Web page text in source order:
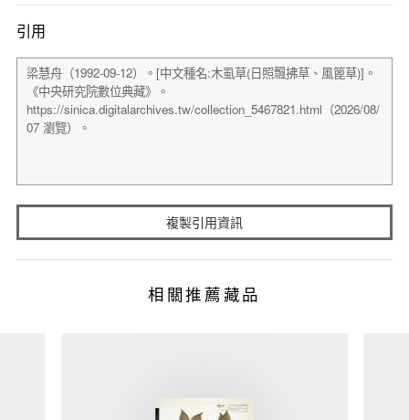
引用
複製引用資訊
相關推薦藏品